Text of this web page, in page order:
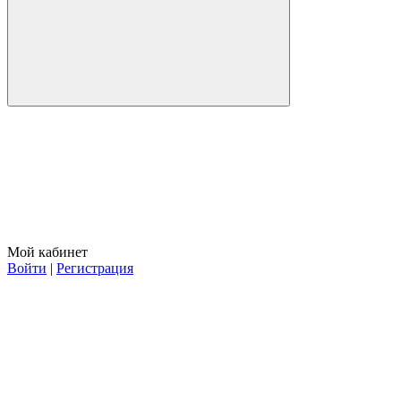
Мой кабинет
Войти | Регистрация